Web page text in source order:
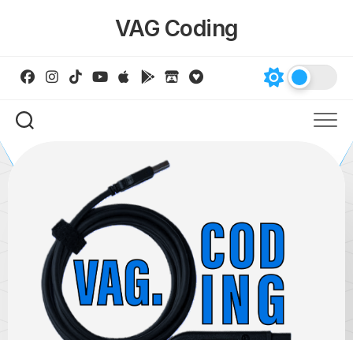
VAG Coding